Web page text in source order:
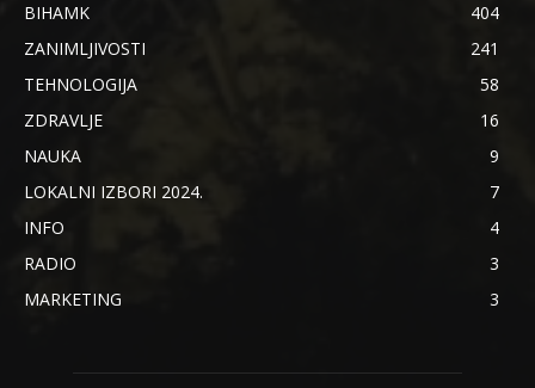
BIHAMK
404
ZANIMLJIVOSTI
241
TEHNOLOGIJA
58
ZDRAVLJE
16
NAUKA
9
LOKALNI IZBORI 2024.
7
INFO
4
RADIO
3
MARKETING
3